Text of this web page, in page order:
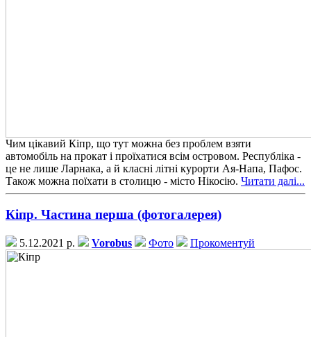
Чим цікавий Кіпр, що тут можна без проблем взяти
автомобіль на прокат і проїхатися всім островом. Республіка -
це не лише Ларнака, а й класні літні курорти Ая-Напа, Пафос.
Також можна поїхати в столицю - місто Нікосію. Читати далі...
Кіпр. Частина перша (фотогалерея)
5.12.2021 р. Vorobus Фото Прокоментуй